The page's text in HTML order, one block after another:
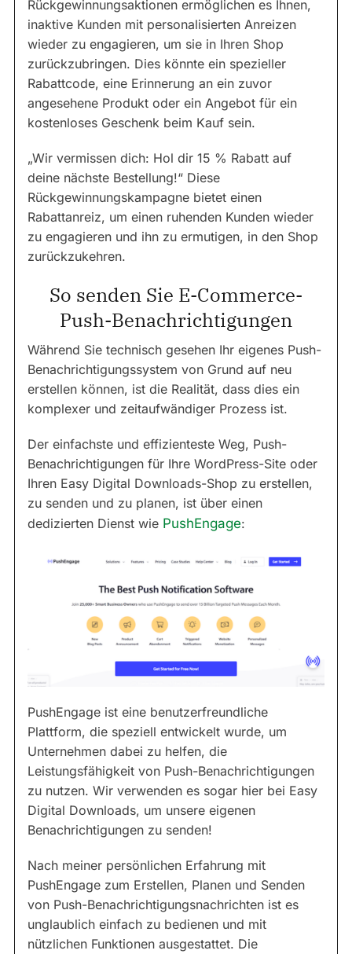
Rückgewinnungsaktionen ermöglichen es Ihnen,
inaktive Kunden mit personalisierten Anreizen
wieder zu engagieren, um sie in Ihren Shop
zurückzubringen. Dies könnte ein spezieller
Rabattcode, eine Erinnerung an ein zuvor
angesehene Produkt oder ein Angebot für ein
kostenloses Geschenk beim Kauf sein.
„Wir vermissen dich: Hol dir 15 % Rabatt auf
deine nächste Bestellung!“ Diese
Rückgewinnungskampagne bietet einen
Rabattanreiz, um einen ruhenden Kunden wieder
zu engagieren und ihn zu ermutigen, in den Shop
zurückzukehren.
So senden Sie E-Commerce-
Push-Benachrichtigungen
Während Sie technisch gesehen Ihr eigenes Push-
Benachrichtigungssystem von Grund auf neu
erstellen können, ist die Realität, dass dies ein
komplexer und zeitaufwändiger Prozess ist.
Der einfachste und effizienteste Weg, Push-
Benachrichtigungen für Ihre WordPress-Site oder
Ihren Easy Digital Downloads-Shop zu erstellen,
zu senden und zu planen, ist über einen
dedizierten Dienst wie PushEngage:
PushEngage ist eine benutzerfreundliche
Plattform, die speziell entwickelt wurde, um
Unternehmen dabei zu helfen, die
Leistungsfähigkeit von Push-Benachrichtigungen
zu nutzen. Wir verwenden es sogar hier bei Easy
Digital Downloads, um unsere eigenen
Benachrichtigungen zu senden!
Nach meiner persönlichen Erfahrung mit
PushEngage zum Erstellen, Planen und Senden
von Push-Benachrichtigungsnachrichten ist es
unglaublich einfach zu bedienen und mit
nützlichen Funktionen ausgestattet. Die